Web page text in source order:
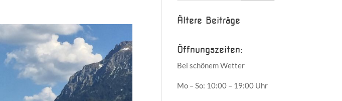
Ältere Beiträge
Öffnungszeiten:
Bei schönem Wetter
Mo – So: 10:00 – 19:00 Uhr